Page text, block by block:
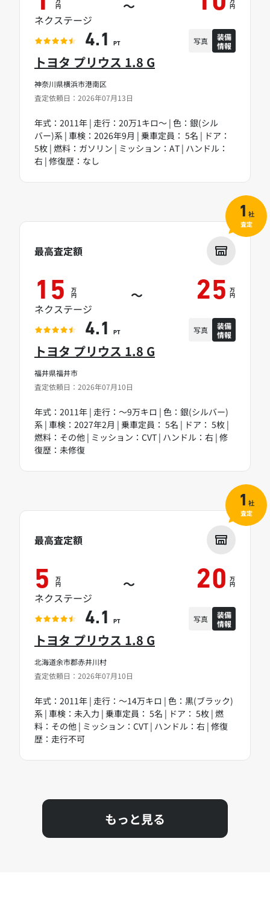
神奈川県横浜市港南区
査定依頼日：2026年07月13日
トヨタ プリウス 1.8 G
年式：2011年 | 走行：20万1キロ～ | 色：銀(シル
バー)系 | 車検：2026年9月 | 乗車定員： 5名 | ドア：
5枚 | 燃料：ガソリン | ミッション：AT | ハンドル：
右 | 修復歴：なし
円 ～ 円
ネクステージ
4.1 PT 写真
装備
情報
福井県福井市
査定依頼日：2026年07月10日
トヨタ プリウス 1.8 G
年式：2011年 | 走行：～9万キロ | 色：銀(シルバー)
系 | 車検：2027年2月 | 乗車定員： 5名 | ドア： 5枚 |
燃料：その他 | ミッション：CVT | ハンドル：右 | 修
復歴：未修復
最高査定額
15 万
円 ～ 25 万
円
ネクステージ
4.1 PT 写真
装備
情報
1 社
査定
北海道余市郡赤井川村
査定依頼日：2026年07月10日
トヨタ プリウス 1.8 G
年式：2011年 | 走行：～14万キロ | 色：黒(ブラック)
系 | 車検：未入力 | 乗車定員： 5名 | ドア： 5枚 | 燃
料：その他 | ミッション：CVT | ハンドル：右 | 修復
歴：走行不可
最高査定額
5 万
円 ～ 20 万
円
ネクステージ
4.1 PT 写真
装備
情報
1 社
査定
もっと見る